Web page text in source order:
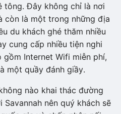
tông. Đây không chỉ là nơi
còn là một trong những địa
du khách ghé thăm nhiều
cung cấp nhiều tiện nghi
gồm Internet Wifi miễn phí,
một quầy đánh giầy.
nào khai thác đường
nên quý khách sẽ